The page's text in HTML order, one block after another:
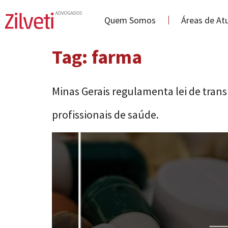
Quem Somos Áreas de
Tag: farma
Minas Gerais regulamenta lei de
profissionais de saúde.